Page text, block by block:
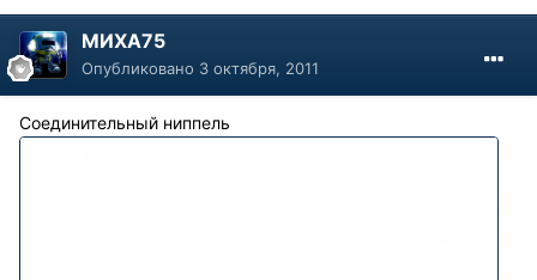
МИХА75
Опубликовано 3 октября, 2011
Соединительный ниппель